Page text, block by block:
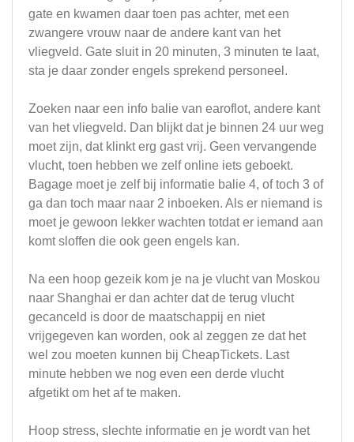
gate en kwamen daar toen pas achter, met een
zwangere vrouw naar de andere kant van het
vliegveld. Gate sluit in 20 minuten, 3 minuten te laat,
sta je daar zonder engels sprekend personeel.
Zoeken naar een info balie van earoflot, andere kant
van het vliegveld. Dan blijkt dat je binnen 24 uur weg
moet zijn, dat klinkt erg gast vrij. Geen vervangende
vlucht, toen hebben we zelf online iets geboekt.
Bagage moet je zelf bij informatie balie 4, of toch 3 of
ga dan toch maar naar 2 inboeken. Als er niemand is
moet je gewoon lekker wachten totdat er iemand aan
komt sloffen die ook geen engels kan.
Na een hoop gezeik kom je na je vlucht van Moskou
naar Shanghai er dan achter dat de terug vlucht
gecanceld is door de maatschappij en niet
vrijgegeven kan worden, ook al zeggen ze dat het
wel zou moeten kunnen bij CheapTickets. Last
minute hebben we nog even een derde vlucht
afgetikt om het af te maken.
Hoop stress, slechte informatie en je wordt van het